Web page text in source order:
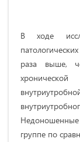
В ходе
раза выше,
группе по